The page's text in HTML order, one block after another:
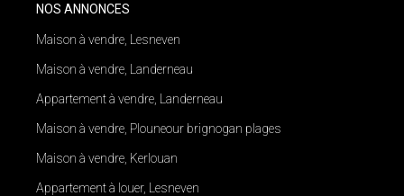
NOS ANNONCES
Maison à vendre, Lesneven
Maison à vendre, Landerneau
Appartement à vendre, Landerneau
Maison à vendre, Plouneour brignogan plages
Maison à vendre, Kerlouan
Appartement à louer, Lesneven